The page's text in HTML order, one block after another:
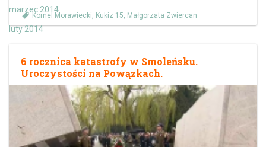
marzec 2014
luty 2014
Kornel Morawiecki, Kukiz 15, Małgorzata Zwiercan
6 rocznica katastrofy w Smoleńsku.
Uroczystości na Powązkach.